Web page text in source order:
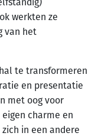
werkten ze
van het
te transformeren
en presentatie
met oog voor
charme en
in een andere